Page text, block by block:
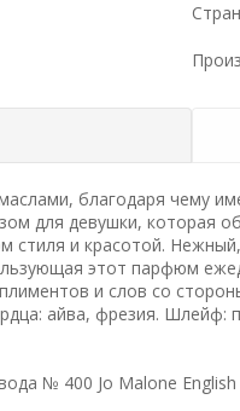
благодаря чему
для девушки, которая
стиля и красотой.
этот парфюм
и слов со
айва, фрезия. Шлейф:
№ 400 Jo Malone English